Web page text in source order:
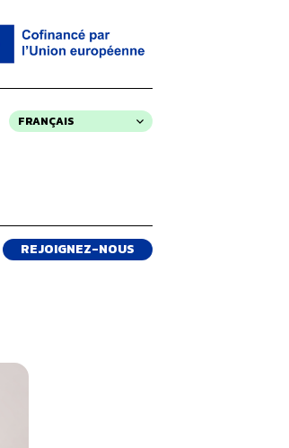
FRANÇAIS
REJOIGNEZ-NOUS